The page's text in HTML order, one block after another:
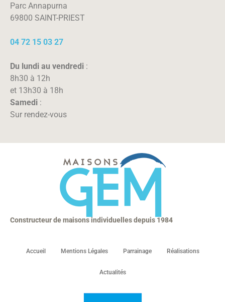
Parc Annapurna
69800 SAINT-PRIEST
04 72 15 03 27
Du lundi au vendredi :
8h30 à 12h
et 13h30 à 18h
Samedi :
Sur rendez-vous
Constructeur de maisons individuelles depuis 1984
Accueil Mentions Légales Parrainage Réalisations
Actualités